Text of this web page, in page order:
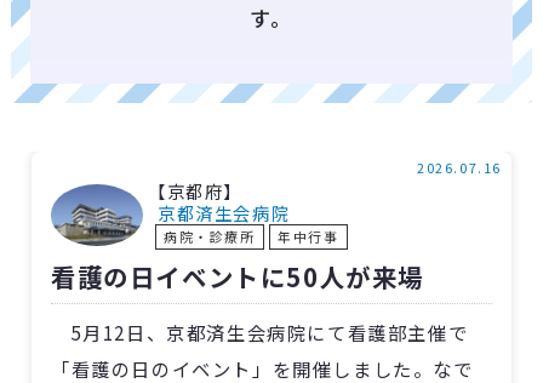
す。
【京都府】
京都済生会病院
病院・診療所 年中行事
2026.07.16
看護の日イベントに50人が来場
5月12日、京都済生会病院にて看護部主催で
「看護の日のイベント」を開催しました。なで